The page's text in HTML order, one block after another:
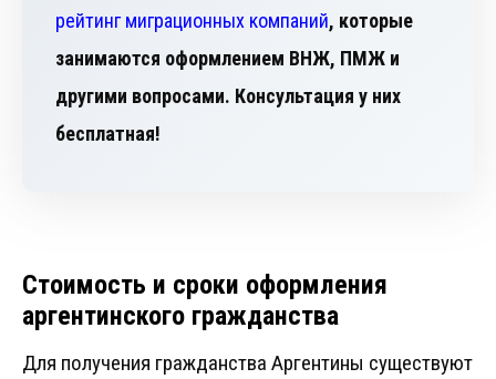
рейтинг миграционных компаний, которые
занимаются оформлением ВНЖ, ПМЖ и
другими вопросами. Консультация у них
бесплатная!
Стоимость и сроки оформления
аргентинского гражданства
Для получения гражданства Аргентины существуют